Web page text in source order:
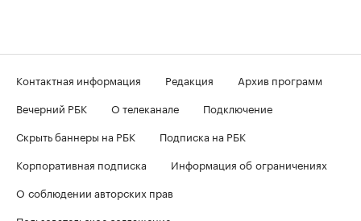
Контактная информация Редакция
Архив программ
Вечерний РБК
О телеканале
Подключение
Скрыть баннеры на РБК
Подписка на РБК
Корпоративная подписка
Информация об ограничениях
О соблюдении авторских прав